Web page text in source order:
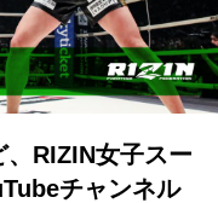
RIZIN女子スー
チャンネル